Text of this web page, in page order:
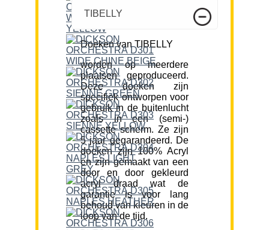
TIBELLY
Doeken van TIBELLY
worden op meerdere
plaatsen geproduceerd.
Deze doeken zijn
specifiek ontworpen voor
gebruik in de buitenlucht
zoals in een (semi-)
cassette scherm. Ze zijn
5 jaar gegarandeerd. De
doeken zijn 100% Acryl
en zijn gemaakt van een
door en door gekleurd
acryl draad wat de
garantie is voor lang
behoud van kleuren in de
loop van de tijd.